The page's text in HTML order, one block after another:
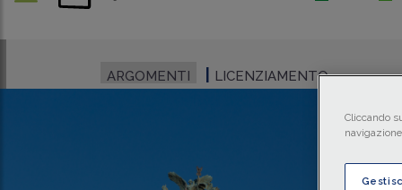
ARGOMENTI LICENZIAMENTO
Cliccando